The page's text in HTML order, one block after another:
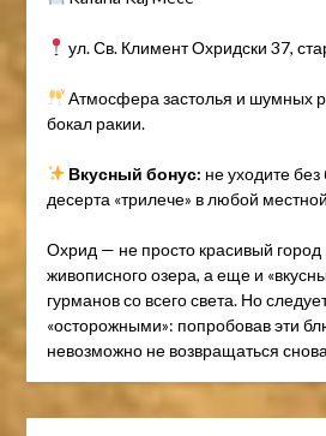
ул. Св. Климент Охридски 37,
Атмосфера застолья и шумных
бокал ракии.
Вкусный бонус: не уходите
десерта «трилече» в любой
Охрид — не просто красивый город
живописного озера, а еще и
гурманов со всего света. Но
«осторожными»: попробовав эти
невозможно не возвращаться